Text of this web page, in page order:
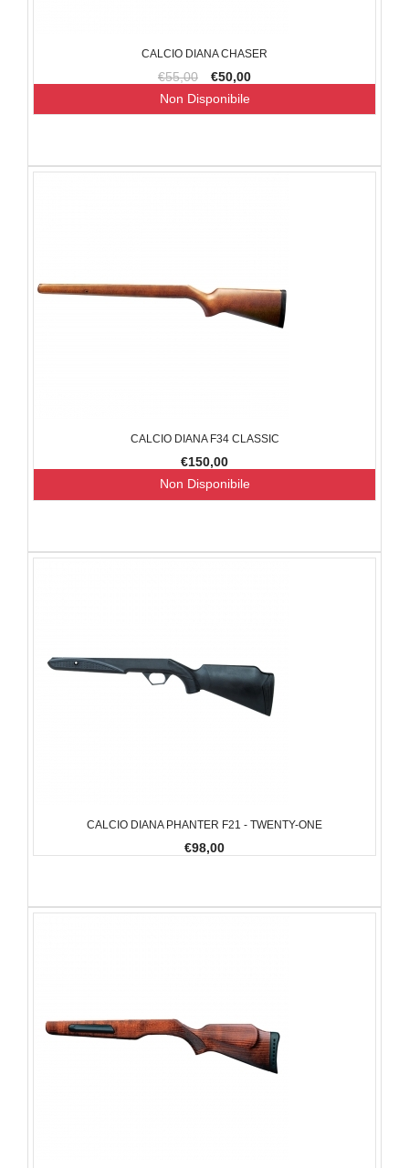
CALCIO DIANA CHASER
€55,00 €50,00
Non Disponibile
CALCIO DIANA F34 CLASSIC
€150,00
Non Disponibile
CALCIO DIANA PHANTER F21 - TWENTY-ONE
€98,00